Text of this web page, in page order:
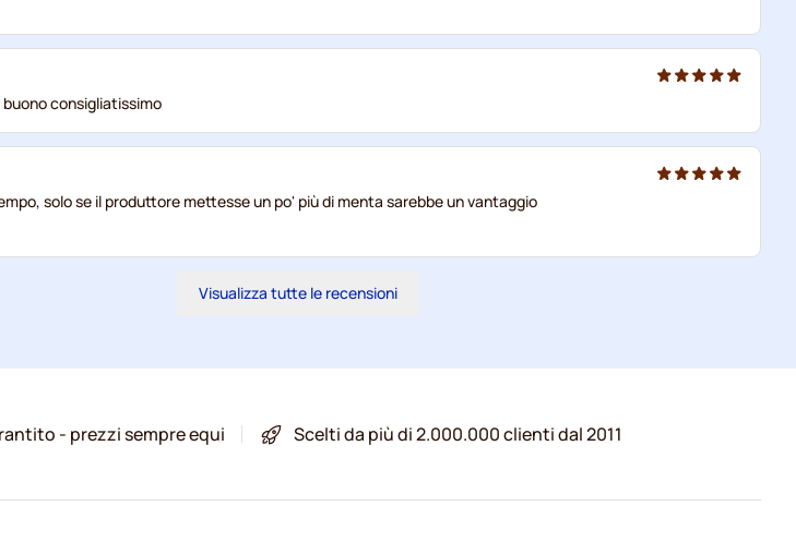
consigliatissimo
solo se il produttore mettesse un po' più di menta sarebbe un vantaggio
Visualizza tutte le recensioni
- prezzi sempre equi Scelti da più di 2.000.000 clienti dal 2011